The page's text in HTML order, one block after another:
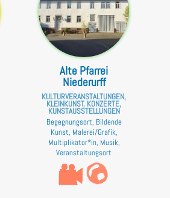
Alte Pfarrei
Niederurff
KULTURVERANSTALTUNGEN,
KLEINKUNST, KONZERTE,
KUNSTAUSSTELLUNGEN
Begegnungsort, Bildende
Kunst, Malerei/Grafik,
Multiplikator*in, Musik,
Veranstaltungsort